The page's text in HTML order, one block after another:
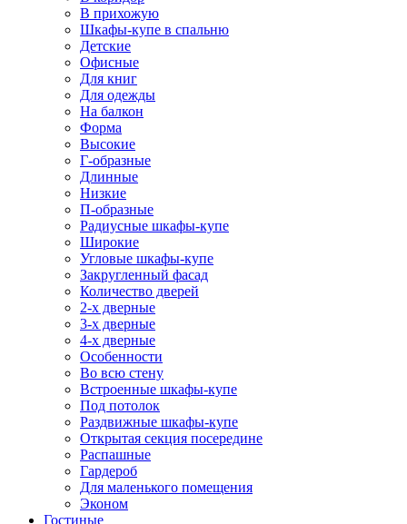
В прихожую
Шкафы-купе в спальню
Детские
Офисные
Для книг
Для одежды
На балкон
Форма
Высокие
Г-образные
Длинные
Низкие
П-образные
Радиусные шкафы-купе
Широкие
Угловые шкафы-купе
Закругленный фасад
Количество дверей
2-х дверные
3-х дверные
4-х дверные
Особенности
Во всю стену
Встроенные шкафы-купе
Под потолок
Раздвижные шкафы-купе
Открытая секция посередине
Распашные
Гардероб
Для маленького помещения
Эконом
Гостиные